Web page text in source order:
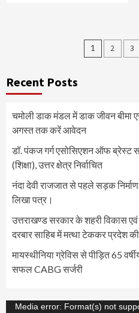
Posts
1 2 3
Recent Posts
चमोली डाक मंडल में डाक जीवन
अगस्त तक करें आवेदन
डॉ. पंकज गर्ग एसोसिएशन ऑफ ब्रेस्ट
(शिक्षा), उत्तर क्षेत्र निर्वाचित
नंदा देवी राजजात से पहले सड़क
लिखा पत्र।
उत्तराखण्ड सरकार के शहरी विकास एवं
दरबार साहिब में मत्था टेककर प्रदेश
मायस्थीनिया ग्रेविस से पीड़ित 65
सफल CABG सर्जरी
Video
Media error: Format(s) not